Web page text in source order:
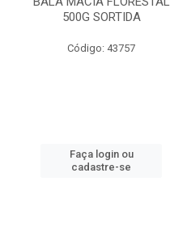
500G SORTIDA
Código: 43757
Faça login ou
cadastre-se